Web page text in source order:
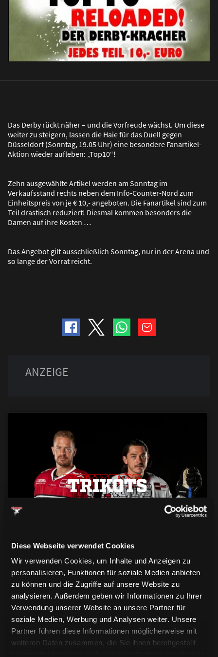
Diese Webseite verwendet Cookies
Wir verwenden Cookies, um Inhalte und Anzeigen zu
personalisieren, Funktionen für soziale Medien anbieten
zu können und die Zugriffe auf unsere Website zu
analysieren. Außerdem geben wir Informationen zu Ihrer
Verwendung unserer Website an unsere Partner für
soziale Medien, Werbung und Analysen weiter. Unsere
Partner führen diese Informationen möglicherweise mit
weiteren Daten zusammen, die Sie ihnen bereitgestellt
Das Derby rückt näher – und die Vorfreude wächst. Um diese
weiter zu steigern, lassen die Haie für das Duell gegen
Düsseldorf (Sonntag, 19.05 Uhr) eine besondere Fanartikel-
Aktion wieder aufleben: „Top10“!
Zehn ausgewählte Artikel werden am Sonntag im
Verkaufsstand rechts neben dem Info-Counter-Nord zum
Einheitspreis von je € 10,- angeboten. Die Fanartikel sind zum
Teil drastisch reduziert! Diesmal kommen besonders die
Damen auf ihre Kosten …
Das Angebot gilt ausschließlich Sonntag, nur in der Arena und
so lange der Vorrat reicht.
TRIKOTS
TRIKOTS
TRIKOTS
CAPS & CO
CAPS & CO
CAPS & CO